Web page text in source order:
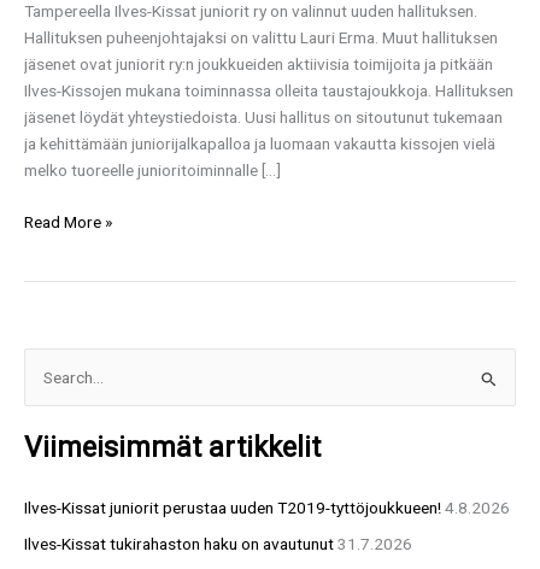
Tampereella Ilves-Kissat juniorit ry on valinnut uuden hallituksen.
Hallituksen puheenjohtajaksi on valittu Lauri Erma. Muut hallituksen
jäsenet ovat juniorit ry:n joukkueiden aktiivisia toimijoita ja pitkään
Ilves-Kissojen mukana toiminnassa olleita taustajoukkoja. Hallituksen
jäsenet löydät yhteystiedoista. Uusi hallitus on sitoutunut tukemaan
ja kehittämään juniorijalkapalloa ja luomaan vakautta kissojen vielä
melko tuoreelle junioritoiminnalle […]
Read More »
a
c
h
Viimeisimmät artikkelit
Ilves-Kissat juniorit perustaa uuden T2019-tyttöjoukkueen! 4.8.2026
Ilves-Kissat tukirahaston haku on avautunut31.7.2026